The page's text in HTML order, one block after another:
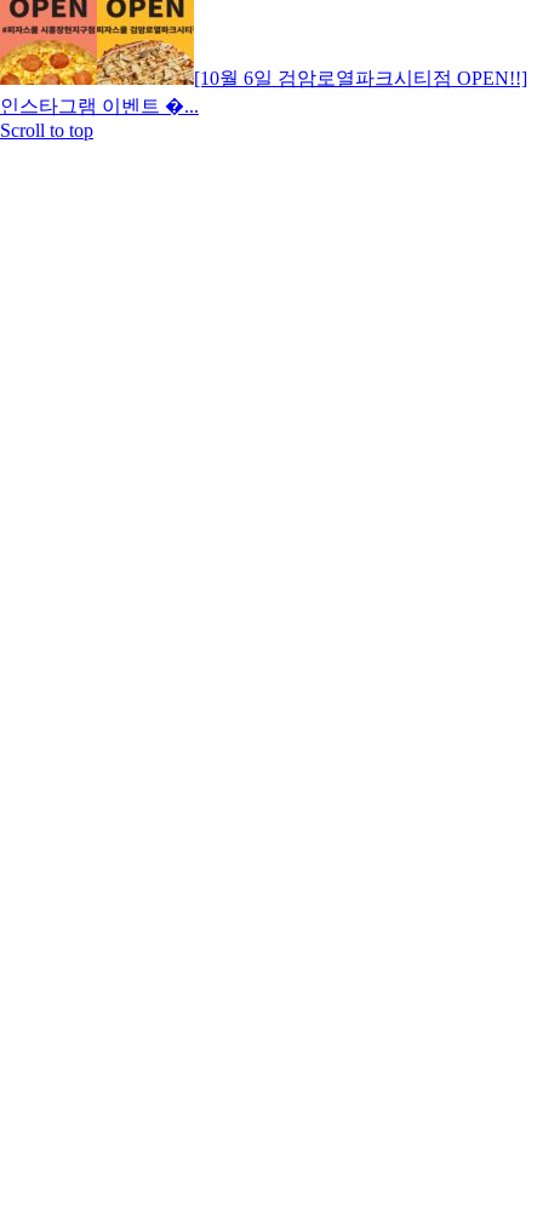
[10월 6일 검암로열파크시티점 OPEN!!]
인스타그램 이벤트 �...
Scroll to top